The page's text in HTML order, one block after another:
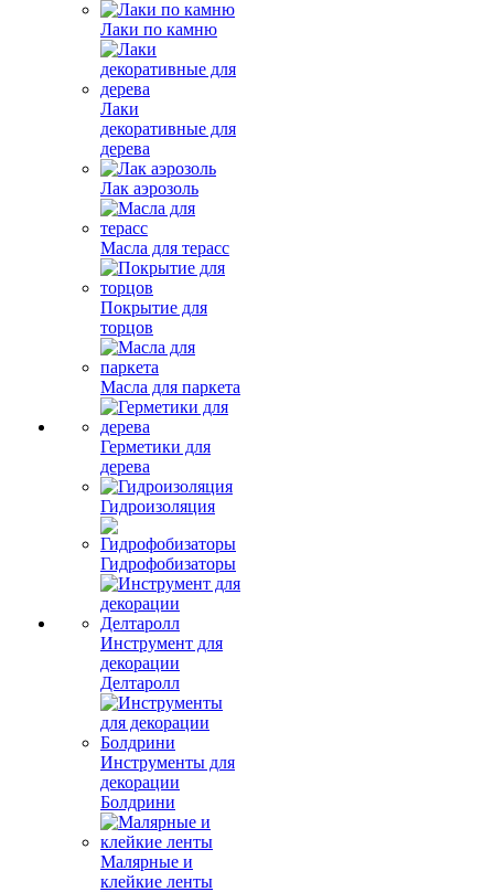
Лаки по камню
Лаки
декоративные для
дерева
Лак аэрозоль
Масла для терасс
Покрытие для
торцов
Масла для паркета
Герметики для
дерева
Гидроизоляция
Гидрофобизаторы
Инструмент для
декорации
Делтаролл
Инструменты для
декорации
Болдрини
Малярные и
клейкие ленты